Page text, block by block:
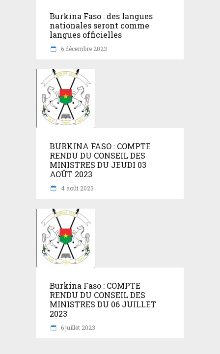
Burkina Faso : des langues
nationales seront comme
langues officielles
6 décembre 2023
BURKINA FASO : COMPTE
RENDU DU CONSEIL DES
MINISTRES DU JEUDI 03
AOÛT 2023
4 août 2023
Burkina Faso : COMPTE
RENDU DU CONSEIL DES
MINISTRES DU 06 JUILLET
2023
6 juillet 2023